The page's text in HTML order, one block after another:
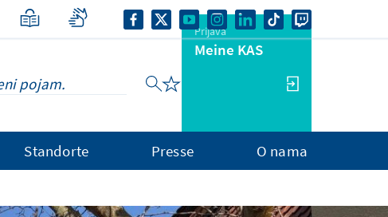
Prijava
Meine KAS
Standorte Presse O nama